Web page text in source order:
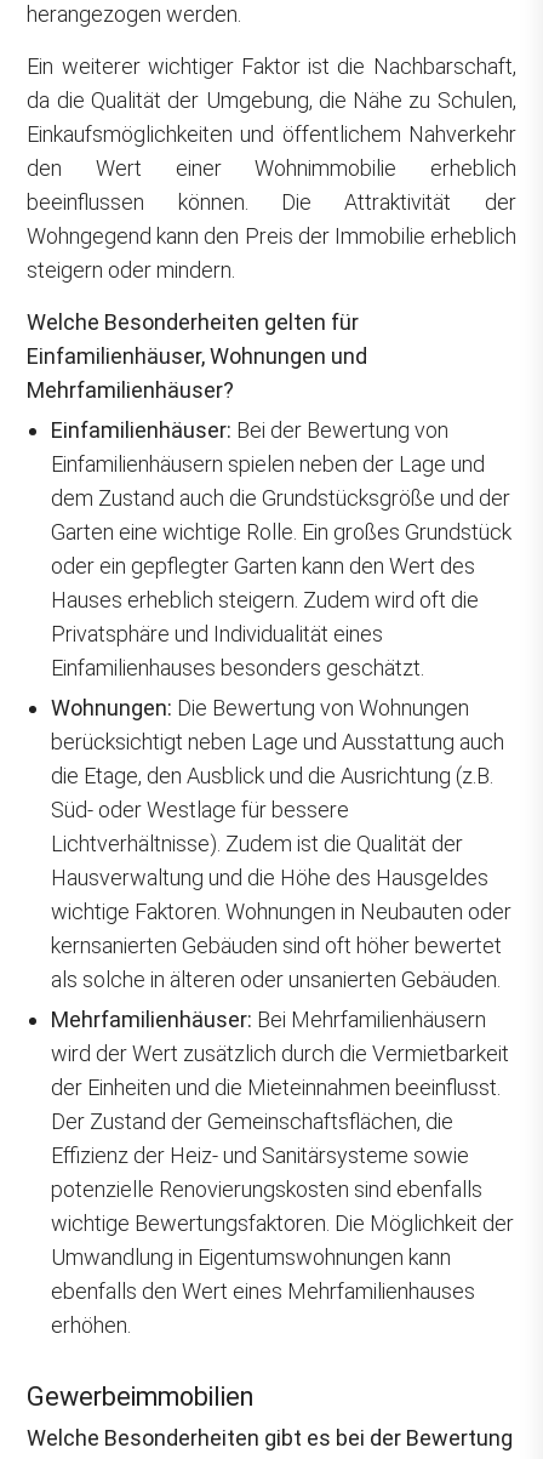
herangezogen werden.
Ein weiterer wichtiger Faktor ist die Nachbarschaft,
da die Qualität der Umgebung, die Nähe zu Schulen,
Einkaufsmöglichkeiten und öffentlichem Nahverkehr
den Wert einer Wohnimmobilie erheblich
beeinflussen können. Die Attraktivität der
Wohngegend kann den Preis der Immobilie erheblich
steigern oder mindern.
Welche Besonderheiten gelten für
Einfamilienhäuser, Wohnungen und
Mehrfamilienhäuser?
Einfamilienhäuser: Bei der Bewertung von
Einfamilienhäusern spielen neben der Lage und
dem Zustand auch die Grundstücksgröße und der
Garten eine wichtige Rolle. Ein großes Grundstück
oder ein gepflegter Garten kann den Wert des
Hauses erheblich steigern. Zudem wird oft die
Privatsphäre und Individualität eines
Einfamilienhauses besonders geschätzt.
Wohnungen: Die Bewertung von Wohnungen
berücksichtigt neben Lage und Ausstattung auch
die Etage, den Ausblick und die Ausrichtung (z.B.
Süd- oder Westlage für bessere
Lichtverhältnisse). Zudem ist die Qualität der
Hausverwaltung und die Höhe des Hausgeldes
wichtige Faktoren. Wohnungen in Neubauten oder
kernsanierten Gebäuden sind oft höher bewertet
als solche in älteren oder unsanierten Gebäuden.
Mehrfamilienhäuser: Bei Mehrfamilienhäusern
wird der Wert zusätzlich durch die Vermietbarkeit
der Einheiten und die Mieteinnahmen beeinflusst.
Der Zustand der Gemeinschaftsflächen, die
Effizienz der Heiz- und Sanitärsysteme sowie
potenzielle Renovierungskosten sind ebenfalls
wichtige Bewertungsfaktoren. Die Möglichkeit der
Umwandlung in Eigentumswohnungen kann
ebenfalls den Wert eines Mehrfamilienhauses
erhöhen.
Gewerbeimmobilien
Welche Besonderheiten gibt es bei der Bewertung